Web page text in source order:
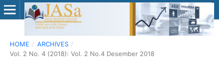
HOME / ARCHIVES /
Vol. 2 No. 4 (2018): Vol. 2 No.4 Desember 2018